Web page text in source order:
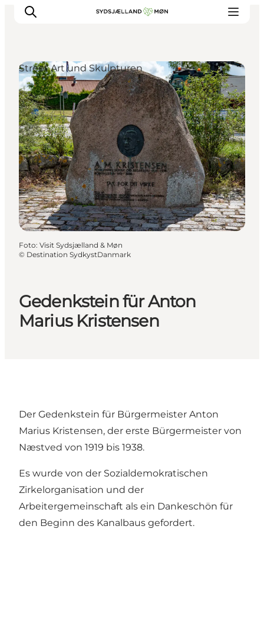
Erleben
Städte und Orte
Events
Essen
Unterkunft
Reise planen
Gedenkstein für Anton
Marius Kristensen
Street Art und Skulpturen
Foto: Visit Sydsjælland & Møn
© Destination SydkystDanmark
Der Gedenkstein für Bürgermeister Anton
Marius Kristensen, der erste Bürgermeister von
Næstved von 1919 bis 1938.
Es wurde von der Sozialdemokratischen
Zirkelorganisation und der
Arbeitergemeinschaft als ein Dankeschön für
den Beginn des Kanalbaus gefordert.